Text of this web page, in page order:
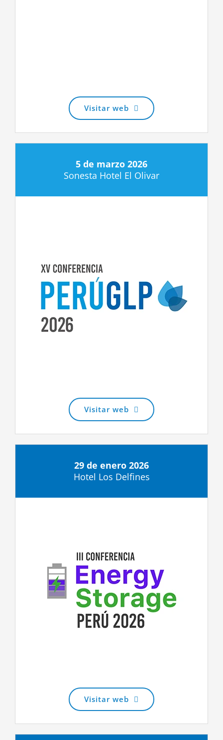
Visitar web
5 de marzo 2026
Sonesta Hotel El Olivar
Visitar web
29 de enero 2026
Hotel Los Delfines
Visitar web